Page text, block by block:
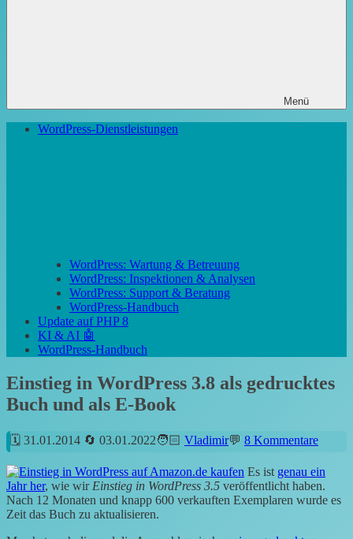
Menü
WordPress-Dienstleistungen
WordPress: Wartung & Betreuung
WordPress: Inspektionen & Analysen
WordPress: Support & Beratung
WordPress-Handbuch
Update auf PHP 8
KI & AI 🤖
WordPress-Handbuch
Einstieg in WordPress 3.8 als gedrucktes
Buch und als E-Book
31.01.2014 03.01.2022 Vladimir 8 Kommentare
Es ist genau ein
Jahr her, wie wir Einstieg in WordPress 3.5 veröffentlicht haben.
Nach 12 Monaten und knapp 600 verkauften Exemplaren wurde es
Zeit das Buch zu aktualisieren.